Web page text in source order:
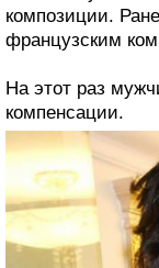
композиции.
французским
На этот раз
компенсации.